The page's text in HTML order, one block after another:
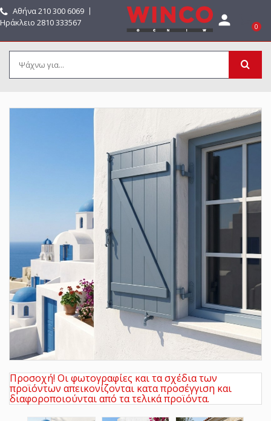
Αθήνα210 300 6069 〡
Ηράκλειο 2810 333567
 0
Προσοχή! Οι φωτογραφίες και τα σχέδια των
προϊόντων απεικονίζονται κατα προσέγγιση και
διαφοροποιούνται από τα τελικά προϊόντα.